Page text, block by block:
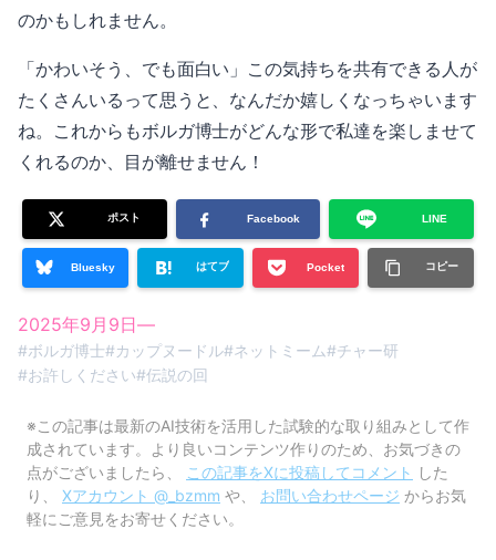
のかもしれません。
「かわいそう、でも面白い」この気持ちを共有できる人が
たくさんいるって思うと、なんだか嬉しくなっちゃいます
ね。これからもボルガ博士がどんな形で私達を楽しませて
くれるのか、目が離せません！
ポスト Facebook LINE
Bluesky はてブ Pocket コピー
2025年9月9日—
#ボルガ博士#カップヌードル#ネットミーム#チャー研
#お許しください#伝説の回
※この記事は最新のAI技術を活用した試験的な取り組みとして作
成されています。より良いコンテンツ作りのため、お気づきの
点がございましたら、
この記事をXに投稿してコメント した
り、
Xアカウント @_bzmm や、 お問い合わせページ からお気
軽にご意見をお寄せください。